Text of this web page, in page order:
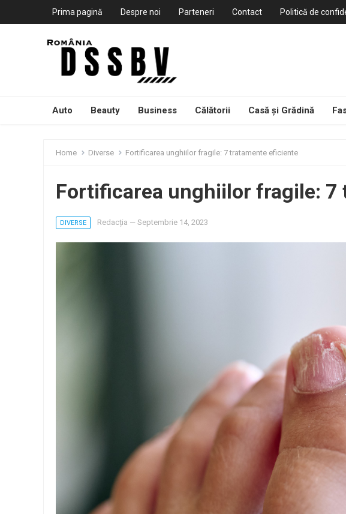
Prima pagină Despre noi Parteneri Contact Politică de
Auto Beauty Business Călătorii Casă și Grădină
Home Diverse Fortificarea unghiilor fragile: 7 tratamente eficiente
Fortificarea unghiilor fragile: 7
DIVERSE Redacția — Septembrie 14, 2023